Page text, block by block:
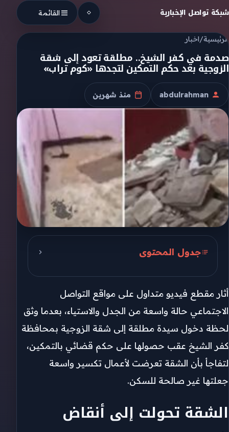
Skip to content
شبكة تواصل الإخبارية القائمة
الرئيسية/اخبار
صدمة في كفر الشيخ.. مطلقة تعود إلى شقة
الزوجية بعد حكم التمكين لتجدها «كوم تراب»
الكاتب
abdulrahman
تاريخ النشر
منذ شهرين
جدول المحتوى
رواية صاحبة الشقة
موجة غضب على مواقع التواصل
انقسام في الآراء
مطالب بالتحقيق وتطبيق القانون
أثار مقطع فيديو متداول على مواقع التواصل
الاجتماعي حالة واسعة من الجدل والاستياء، بعدما وثق
لحظة دخول سيدة مطلقة إلى شقة الزوجية بمحافظة
كفر الشيخ عقب حصولها على حكم قضائي بالتمكين،
لتفاجأ بأن الشقة تعرضت لأعمال تكسير واسعة
جعلتها غير صالحة للسكن.
الشقة تحولت إلى أنقاض